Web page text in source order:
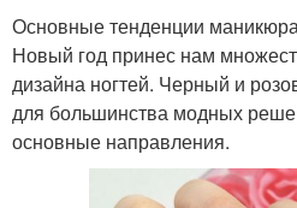
Основные тенденции
Новый год принес нам
дизайна ногтей. Черный и
для большинства модных
основные направления.